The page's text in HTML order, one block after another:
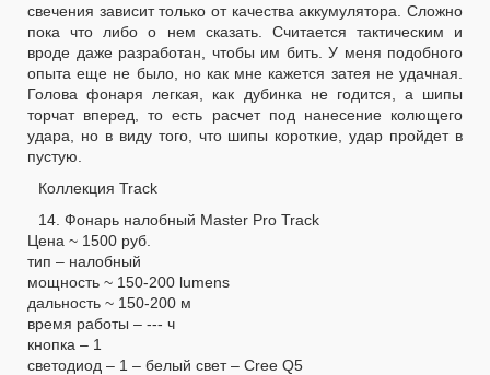
свечения зависит только от качества аккумулятора. Сложно
пока что либо о нем сказать. Считается тактическим и
вроде даже разработан, чтобы им бить. У меня подобного
опыта еще не было, но как мне кажется затея не удачная.
Голова фонаря легкая, как дубинка не годится, а шипы
торчат вперед, то есть расчет под нанесение колющего
удара, но в виду того, что шипы короткие, удар пройдет в
пустую.
Коллекция Track
14. Фонарь налобный Master Pro Track
Цена ~ 1500 руб.
тип – налобный
мощность ~ 150-200 lumens
дальность ~ 150-200 м
время работы – --- ч
кнопка – 1
светодиод – 1 – белый свет – Cree Q5